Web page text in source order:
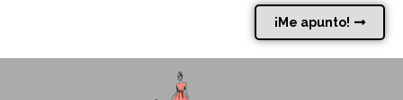
¡Me apunto!